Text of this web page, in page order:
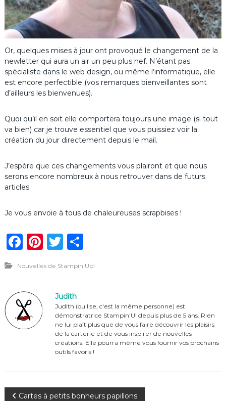
Or, quelques mises à jour ont provoqué le changement de la
newletter qui aura un air un peu plus nef. N’étant pas
spécialiste dans le web design, ou même l’informatique, elle
est encore perfectible (vos remarques bienveillantes sont
d’ailleurs les bienvenues).
Quoi qu’il en soit elle comportera toujours une image (si tout
va bien) car je trouve essentiel que vous puissiez voir la
création du jour directement depuis le mail.
J’espère que ces changements vous plairont et que nous
serons encore nombreux à nous retrouver dans de futurs
articles.
Je vous envoie à tous de chaleureuses scrapbises !
F
c
e
b
o
Pi
te
re
st
T
it
te
r
P
ta
er
Nouvelles de Stampin'Up!
Judith
Judith (ou Ilse, c'est la même personne) est
démonstratrice Stampin'U! depuis plus de 5 ans. Rien
ne lui plaît plus que de vous faire découvrir les plaisirs
de la carterie et de vous inspirer de nouvelles
créations. Elle pourra même vous fournir vos prochains
outils favoris !
Cartes à petits bonheurs papillons